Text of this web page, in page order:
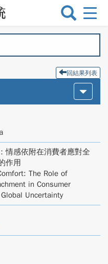
選
切
回結果列表
情感依附在消費者應對全
作用
The Role of
in Consumer
Uncertainty